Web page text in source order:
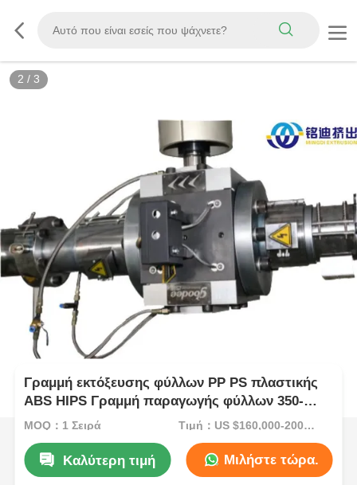
2 / 3
Γραμμή εκτόξευσης φύλλων PP PS πλαστικής
ABS HIPS Γραμμή παραγωγής φύλλων 350-
1500kg/h
MOQ：1 Σειρά Τιμή：US $160,000-200,000/Set (Reference FOB Price)
Καλύτερη τιμή Μιλήστε τώρα.